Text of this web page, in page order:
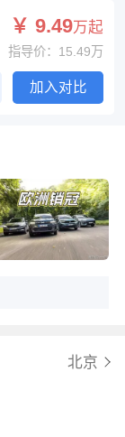
￥ 9.49万起
指导价：15.49万
加入对比
北京